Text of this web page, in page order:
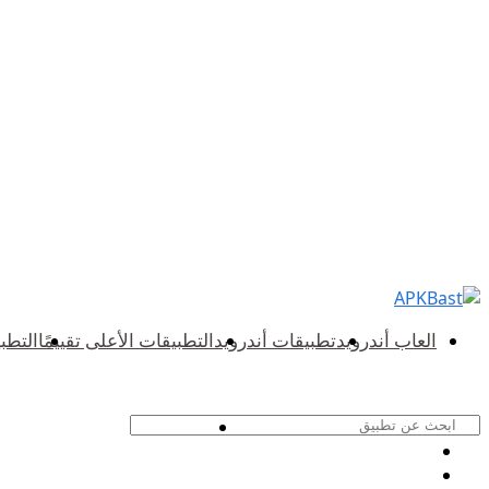
العاب أندرويدتطبيقات أندرويدالتطبيقات الأعلى تقييمًا